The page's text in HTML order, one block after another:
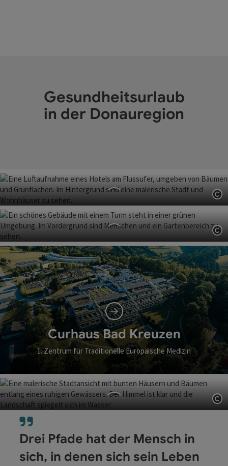
Gesundheitsurlaub
in der Donauregion
Kurhaus Barmherzige Brüder
Curhaus Bad Mühllacken
Feldkirchen an der Donau
Curhaus Bad Kreuzen
1. Zentrum für Traditionelle Europäische Medizin
Gesundheitshotel Gugerbauer
Schärding am Inn
Drei Pfade hat der Mensch in
sich, in denen sich sein Leben